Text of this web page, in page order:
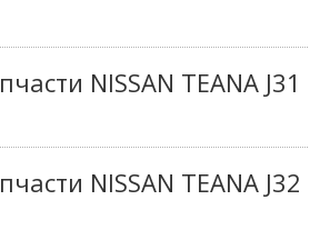
NISSAN TEANA J31
NISSAN TEANA J32